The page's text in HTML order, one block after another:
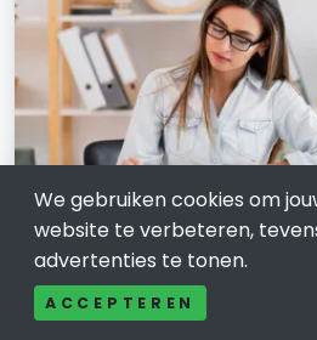
FINANCIELE
Zzp boekhouder
We gebruiken cookies om
website te verbeteren,
advertenties te tonen.
ACCEPTEREN